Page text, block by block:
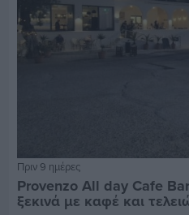
Πριν 9 ημέρες
Provenzo All day Cafe
ξεκινά με καφέ και